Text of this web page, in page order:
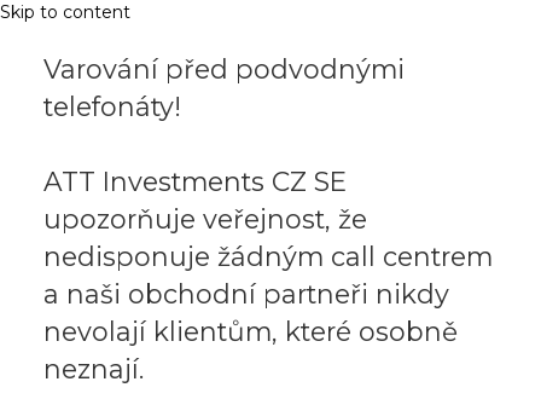
Skip to content
Varování před podvodnými
telefonáty!
ATT Investments CZ SE
upozorňuje veřejnost, že
nedisponuje žádným call centrem
a naši obchodní partneři nikdy
nevolají klientům, které osobně
neznají.